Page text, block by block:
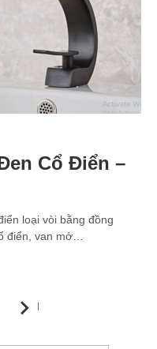
Cổ Điển –
loại vòi bằng đồng
điển, van mở…
Next